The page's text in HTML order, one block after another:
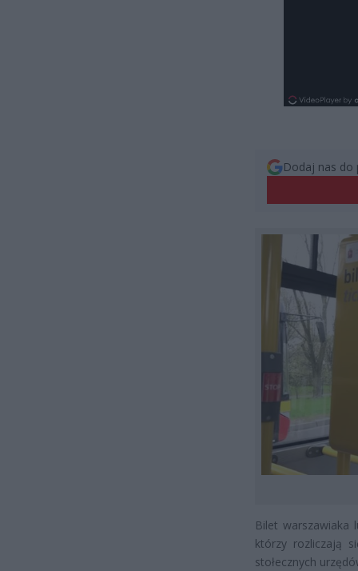
Dodaj nas do
Bilet warszawiaka
którzy rozliczają
stołecznych